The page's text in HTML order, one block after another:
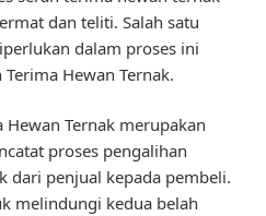
dan teliti. Salah satu
dalam proses ini
Hewan Ternak.
Hewan Ternak merupakan
proses pengalihan
dari penjual kepada pembeli.
melindungi kedua belah